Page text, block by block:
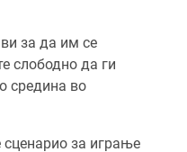
за да им се
слободно да ги
средина во
сценарио за играње